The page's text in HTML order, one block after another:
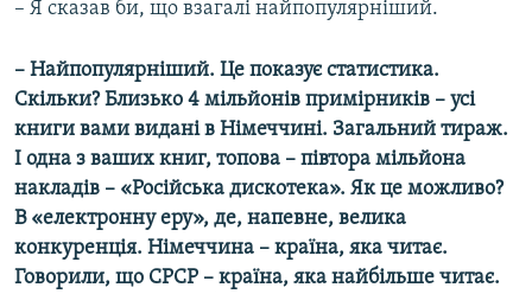
– Я сказав би, що взагалі найпопулярніший.
– Найпопулярніший. Це показує статистика.
Скільки? Близько 4 мільйонів примірників – усі
книги вами видані в Німеччині. Загальний тираж.
І одна з ваших книг, топова – півтора мільйона
накладів – «Російська дискотека». Як це можливо?
В «електронну еру», де, напевне, велика
конкуренція. Німеччина – країна, яка читає.
Говорили, що СРСР – країна, яка найбільше читає.